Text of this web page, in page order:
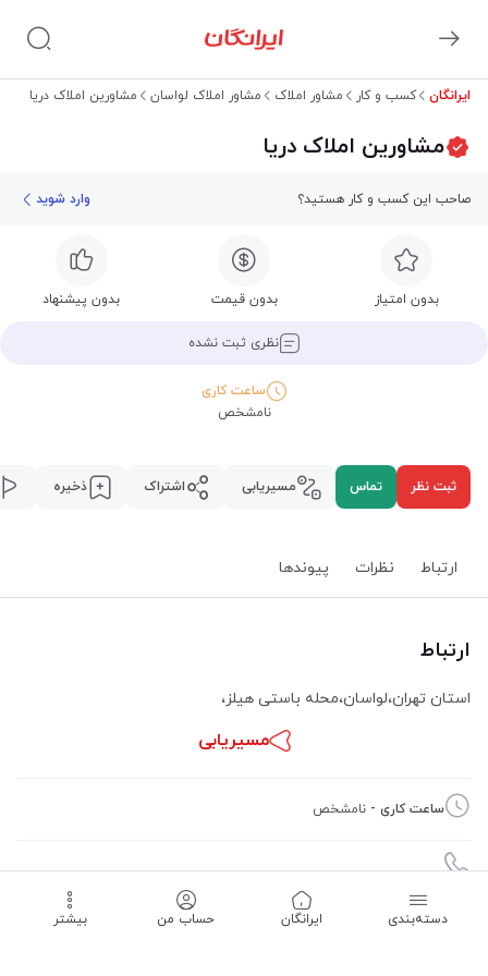
ایرانگان کسب و کار مشاور املاک مشاور املاک لواسان مشاورین املاک دریا
مشاورین املاک دریا
صاحب این کسب و کار هستید؟ وارد شوید
بدون امتیاز بدون قیمت بدون پیشنهاد
نظری ثبت نشده
ساعت کاری
نامشخص
ثبت نظر تماس مسیریابی اشتراک ذخیره
ارتباط نظرات پیوند‌ها
ارتباط
استان تهران،لواسان،محله باستی هیلز،
مسیریابی
ساعت کاری - نامشخص
09121162649
دسته‌بندی ‌ایرانگان حساب من بیشتر